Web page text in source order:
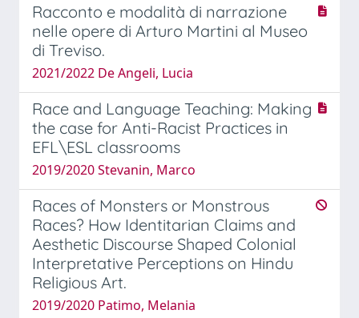
Racconto e modalità di narrazione
nelle opere di Arturo Martini al Museo
di Treviso.
2021/2022 De Angeli, Lucia
Race and Language Teaching: Making
the case for Anti-Racist Practices in
EFL\ESL classrooms
2019/2020 Stevanin, Marco
Races of Monsters or Monstrous
Races? How Identitarian Claims and
Aesthetic Discourse Shaped Colonial
Interpretative Perceptions on Hindu
Religious Art.
2019/2020 Patimo, Melania